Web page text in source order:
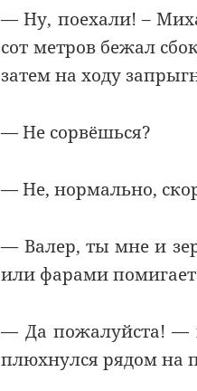
— Ну, поехали! –
сот метров бежал
затем на ходу
— Не сорвёшься?
— Не, нормально,
— Валер, ты мне и
или фарами
— Да пожалуйста! —
плюхнулся рядом на